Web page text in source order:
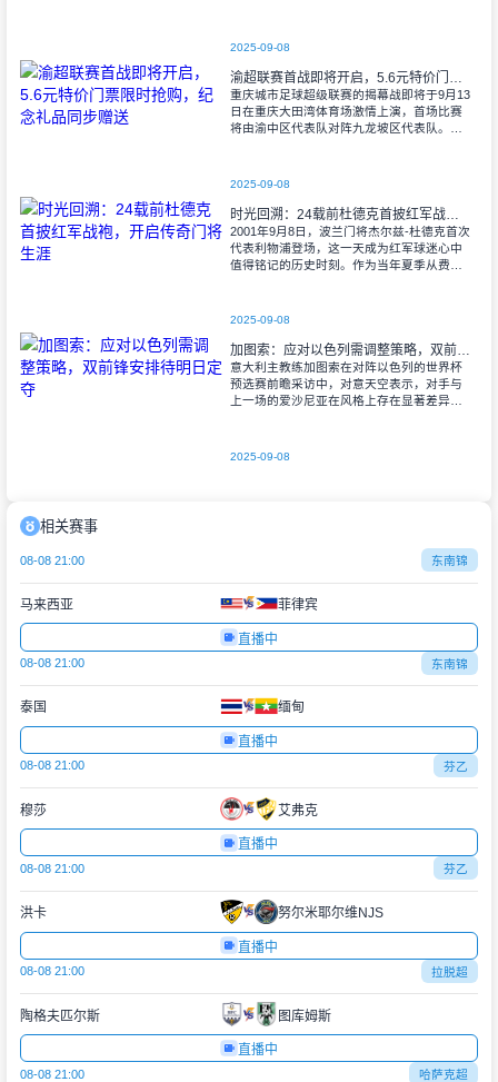
验。
2025-09-08
渝超联赛首战即将开启，5.6元特价门票限时抢购，纪念礼品同步赠送
重庆城市足球超级联赛的揭幕战即将于9月13
日在重庆大田湾体育场激情上演，首场比赛
将由渝中区代表队对阵九龙坡区代表队。据
2025-09-08
时光回溯：24载前杜德克首披红军战袍，开启传奇门将生涯
2001年9月8日，波兰门将杰尔兹-杜德克首次
代表利物浦登场，这一天成为红军球迷心中
值得铭记的历史时刻。作为当年夏季从费耶
2025-09-08
加图索：应对以色列需调整策略，双前锋安排待明日定夺
意大利主教练加图索在对阵以色列的世界杯
预选赛前瞻采访中，对意天空表示，对手与
上一场的爱沙尼亚在风格上存在显著差异。
出色的
2025-09-08
相关赛事
08-08 21:00 东南锦
马来西亚 菲律宾
直播中
08-08 21:00 东南锦
泰国 缅甸
直播中
08-08 21:00 芬乙
穆莎 艾弗克
直播中
08-08 21:00 芬乙
洪卡 努尔米耶尔维NJS
直播中
08-08 21:00 拉脱超
陶格夫匹尔斯 图库姆斯
直播中
08-08 21:00 哈萨克超